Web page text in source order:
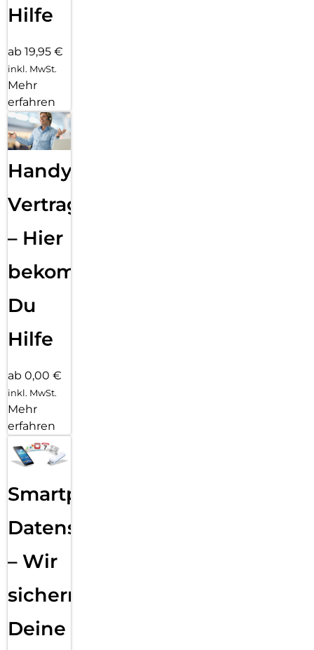
Hilfe
ab 19,95 €
inkl. MwSt.
Mehr
erfahren
Handy
Vertragsabwicklung
– Hier
bekommst
Du
Hilfe
ab 0,00 €
inkl. MwSt.
Mehr
erfahren
Smartphone
Datensicherung
– Wir
sichern
Deine